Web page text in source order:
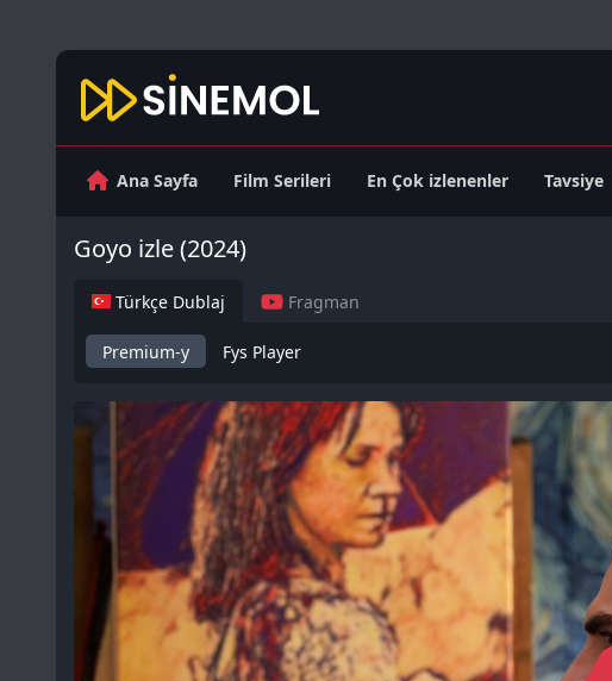
Ana Sayfa Film Serileri En Çok izlenenler Tavsiye
Goyo izle (2024)
Türkçe Dublaj Fragman
Premium-y Fys Player